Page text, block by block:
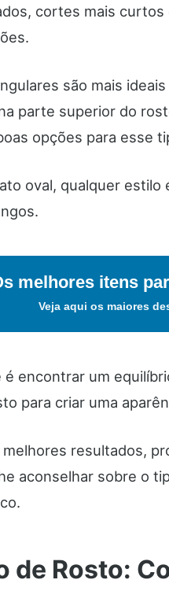
cortes mais curtos
são mais
parte superior do
opções para esse
oval, qualquer
melhores itens
Veja aqui os maiores
é encontrar um
para criar uma
resultados,
aconselhar sobre o
de Rosto: